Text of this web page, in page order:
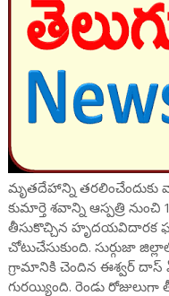
మృతదేహాన్ని
కుమార్తె శవాన్ని ఆస్పత్రి
తీసుకొచ్చిన హృదయవిదారక
చోటుచేసుకుంది. సుర్గుజా
గ్రామానికి చెందిన ఈశ్వర్ దాస్
గురయ్యింది. రెండు